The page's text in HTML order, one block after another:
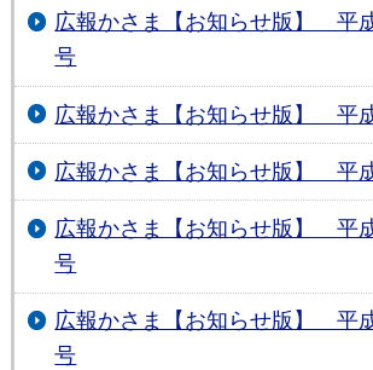
広報かさま【お知らせ版】 平
号
広報かさま【お知らせ版】 平
広報かさま【お知らせ版】 平
広報かさま【お知らせ版】 平
号
広報かさま【お知らせ版】 平
号